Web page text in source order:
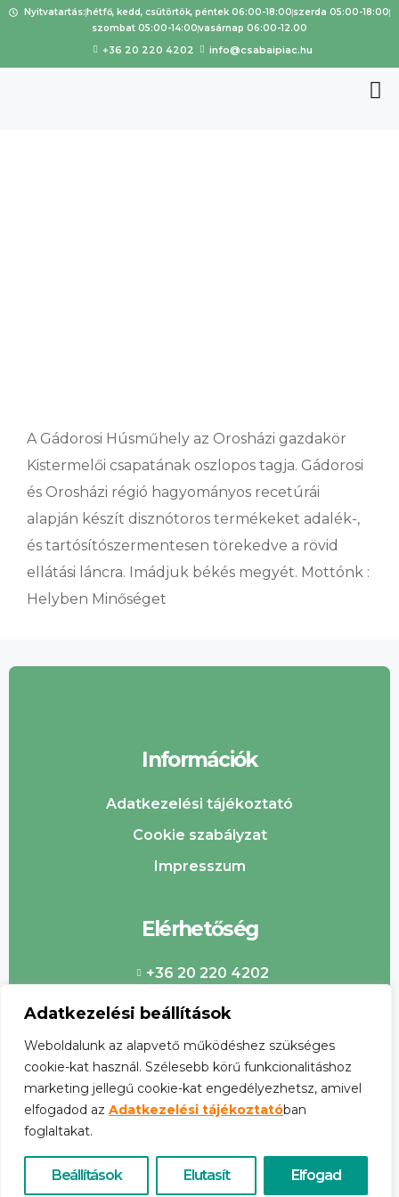
Adatkezelési beállítások
Weboldalunk az alapvető működéshez szükséges
cookie-kat használ. Szélesebb körű funkcionalitáshoz
marketing jellegű cookie-kat engedélyezhetsz, amivel
elfogadod az Adatkezelési tájékoztatóban
foglaltakat.
Beállítások Elutasít Elfogad
Nyitvatartás:hétfő, kedd, csütörtök, péntek 06:00-18:00szerda 05:00-18:00
szombat 05:00-14:00vasárnap 06:00-12.00
+36 20 220 4202 info@csabaipiac.hu
A Gádorosi Húsműhely az Orosházi gazdakör
Kistermelői csapatának oszlopos tagja. Gádorosi
és Orosházi régió hagyományos recetúrái
alapján készít disznótoros termékeket adalék-,
és tartósítószermentesen törekedve a rövid
ellátási láncra. Imádjuk békés megyét. Mottónk :
Helyben Minőséget
Információk
Adatkezelési tájékoztató
Cookie szabályzat
Impresszum
Elérhetőség
+36 20 220 4202
info@csabaipiac.hu
Design & Developed byweboldalas.hu